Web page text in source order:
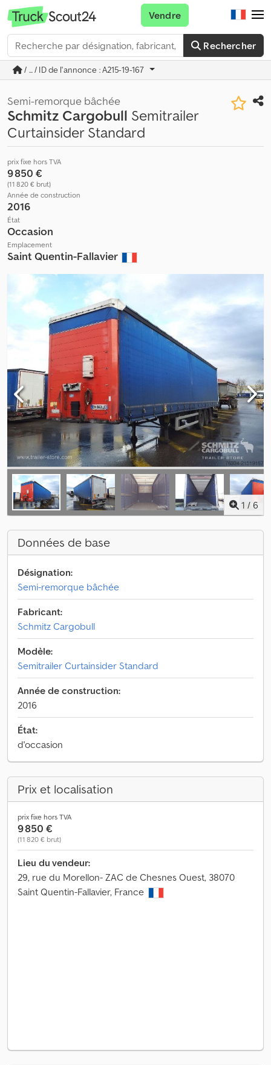
Rechercher
Vendre
/ ... / ID de l'annonce : A215-19-167
Semi-remorque bâchée
Schmitz Cargobull Semitrailer
Curtainsider Standard
prix fixe hors TVA
9 850 €
(11 820 € brut)
Année de construction
2016
État
Occasion
Emplacement
Saint Quentin-Fallavier
1 / 6
Données de base
Désignation:
Semi-remorque bâchée
Fabricant:
Schmitz Cargobull
Modèle:
Semitrailer Curtainsider Standard
Année de construction:
2016
État:
d'occasion
Prix et localisation
prix fixe hors TVA
9 850 €
(11 820 € brut)
Lieu du vendeur:
29, rue du Morellon- ZAC de Chesnes Ouest, 38070
Saint Quentin-Fallavier, France